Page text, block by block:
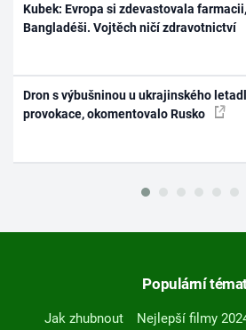
Kubek: Evropa si zdevastovala
Bangladéši. Vojtěch ničí zdravotnictví
Dron s výbušninou u ukrajinského
provokace, okomentovalo Rusko
Populární
Jak zhubnout Nejlepší filmy